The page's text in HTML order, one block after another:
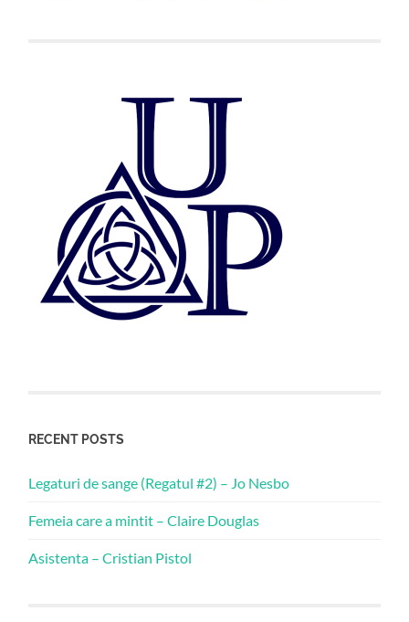
RECENT POSTS
Legaturi de sange (Regatul #2) – Jo Nesbo
Femeia care a mintit – Claire Douglas
Asistenta – Cristian Pistol